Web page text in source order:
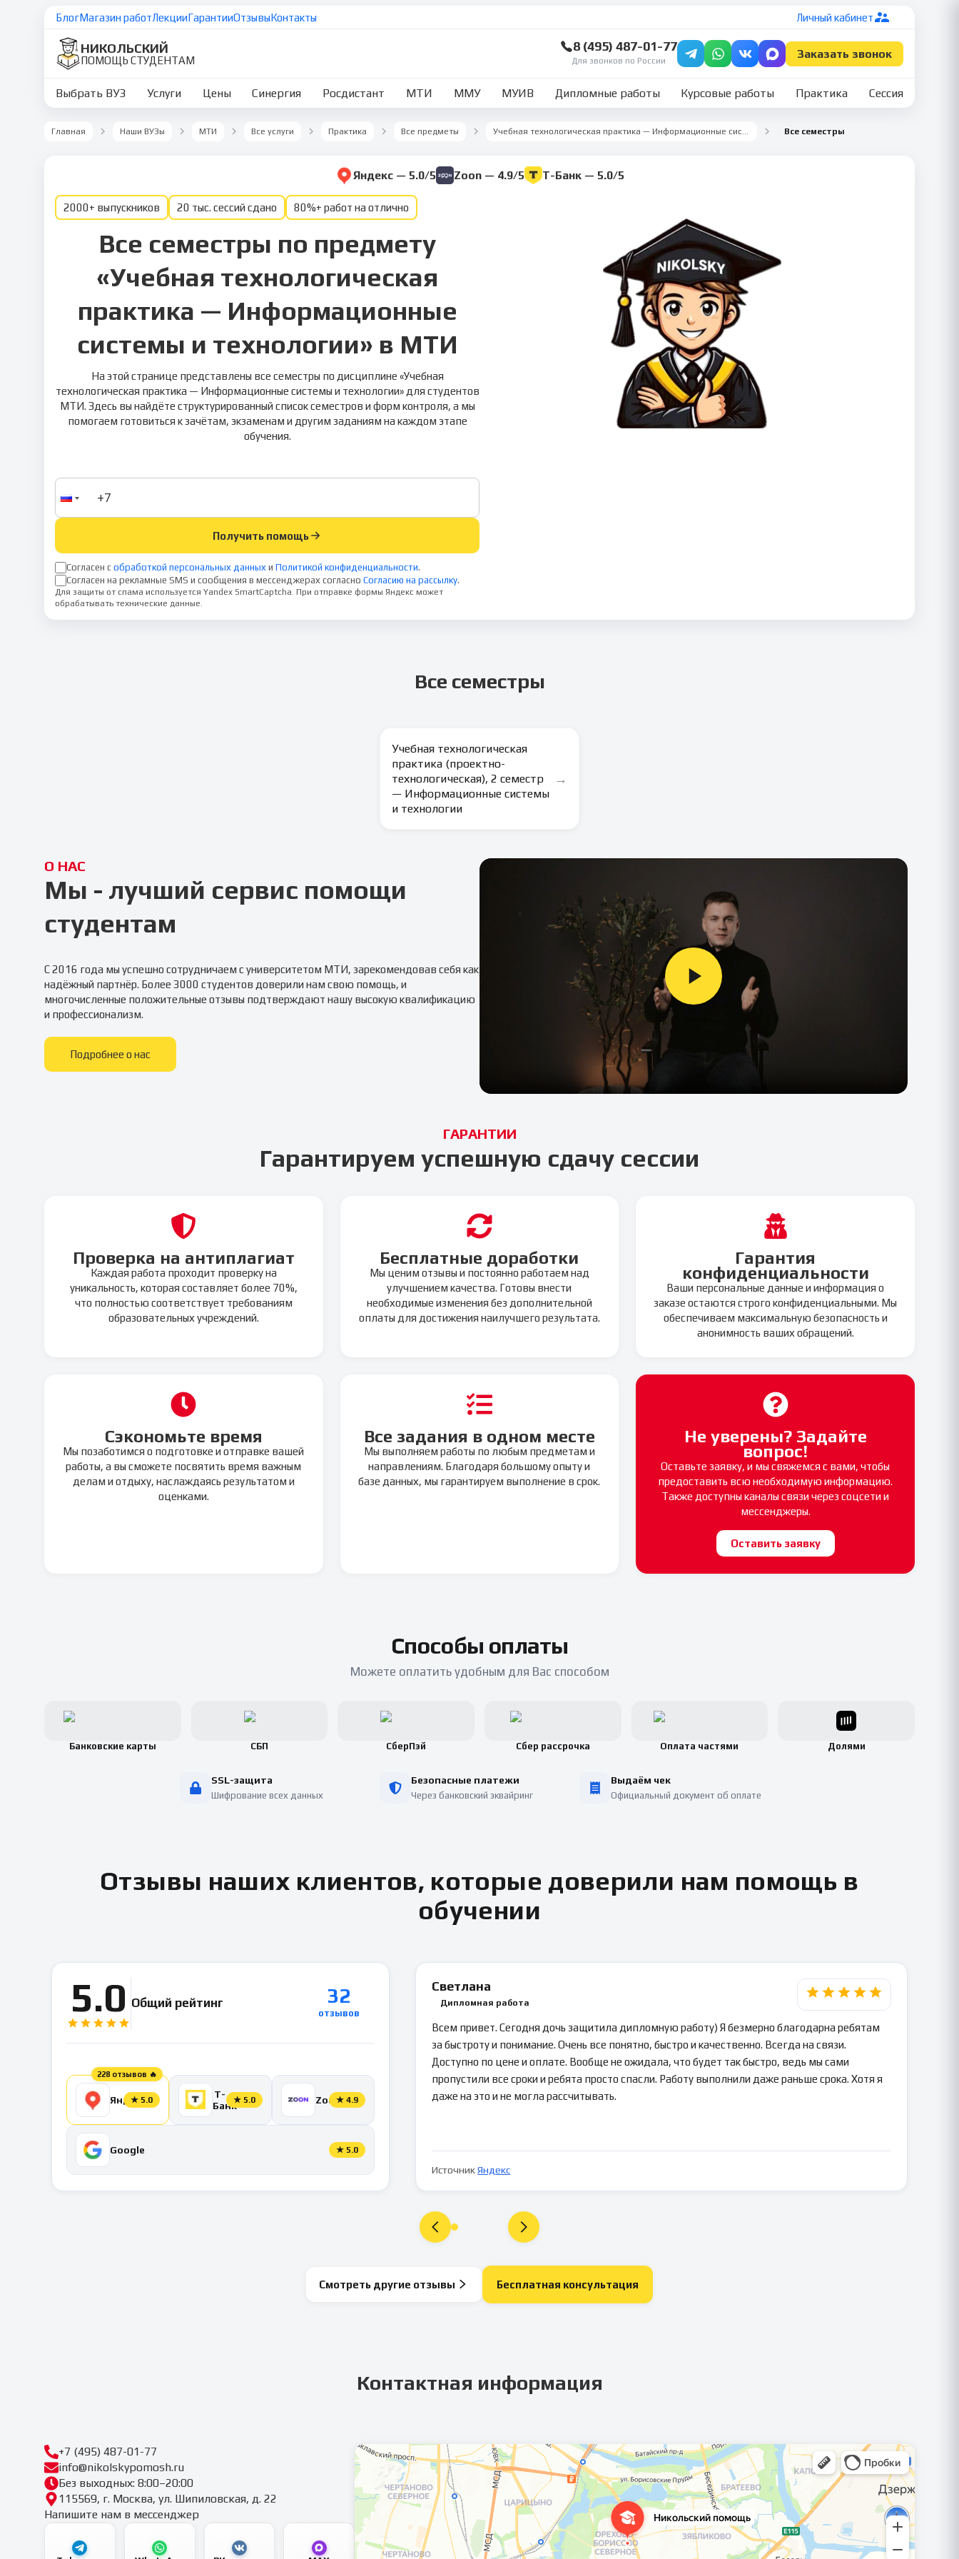
БлогМагазин работЛекцииГарантииОтзывыКонтакты Личный кабинет
НИКОЛЬСКИЙ
ПОМОЩЬ СТУДЕНТАМ
8 (495) 487-01-77
Для звонков по России
Заказать звонок
Выбрать ВУЗ Услуги Цены Синергия Росдистант МТИ ММУ МУИВ Дипломные работы Курсовые работы Практика Сессия
Главная Наши ВУЗы МТИ Все услуги Практика Все предметы Учебная технологическая практика — Информационные системы и технологии Все семестры
Яндекс — 5.0/5 Zoon — 4.9/5 Т-Банк — 5.0/5
2000+ выпускников 20 тыс. сессий сдано 80%+ работ на отлично
Все семестры по предмету
«Учебная технологическая
практика — Информационные
системы и технологии» в МТИ
На этой странице представлены все семестры по дисциплине «Учебная
технологическая практика — Информационные системы и технологии» для студентов
МТИ. Здесь вы найдёте структурированный список семестров и форм контроля, а мы
помогаем готовиться к зачётам, экзаменам и другим заданиям на каждом этапе
обучения.
Получить помощь
Согласен с обработкой персональных данных и Политикой конфиденциальности.
Согласен на рекламные SMS и сообщения в мессенджерах согласно Согласию на рассылку.
Для защиты от спама используется Yandex SmartCaptcha. При отправке формы Яндекс может
обрабатывать технические данные.
Все семестры
Учебная технологическая
практика (проектно-
технологическая), 2 семестр
— Информационные системы
и технологии
→
О НАС
Мы - лучший сервис помощи
студентам
С 2016 года мы успешно сотрудничаем с университетом МТИ, зарекомендовав себя как
надёжный партнёр. Более 3000 студентов доверили нам свою помощь, и
многочисленные положительные отзывы подтверждают нашу высокую квалификацию
и профессионализм.
Подробнее о нас
ГАРАНТИИ
Гарантируем успешную сдачу сессии
Проверка на антиплагиат
Каждая работа проходит проверку на
уникальность, которая составляет более 70%,
что полностью соответствует требованиям
образовательных учреждений.
Бесплатные доработки
Мы ценим отзывы и постоянно работаем над
улучшением качества. Готовы внести
необходимые изменения без дополнительной
оплаты для достижения наилучшего результата.
Гарантия
конфиденциальности
Ваши персональные данные и информация о
заказе остаются строго конфиденциальными. Мы
обеспечиваем максимальную безопасность и
анонимность ваших обращений.
Сэкономьте время
Мы позаботимся о подготовке и отправке вашей
работы, а вы сможете посвятить время важным
делам и отдыху, наслаждаясь результатом и
оценками.
Все задания в одном месте
Мы выполняем работы по любым предметам и
направлениям. Благодаря большому опыту и
базе данных, мы гарантируем выполнение в срок.
Не уверены? Задайте
вопрос!
Оставьте заявку, и мы свяжемся с вами, чтобы
предоставить всю необходимую информацию.
Также доступны каналы связи через соцсети и
мессенджеры.
Оставить заявку
Способы оплаты
Можете оплатить удобным для Вас способом
Банковские карты СБП СберПэй Сбер рассрочка Оплата частями Долями
SSL-защита
Шифрование всех данных
Безопасные платежи
Через банковский эквайринг
Выдаём чек
Официальный документ об оплате
Отзывы наших клиентов, которые доверили нам помощь в
обучении
5.0 Общий рейтинг 32
отзывов
228 отзывов 🔥
Яндекс
★ 5.0
Т-
Банк★ 5.0 Zoon★4.9
Google ★ 5.0
Светлана
Дипломная работа
Всем привет. Сегодня дочь защитила дипломную работу) Я безмерно благодарна ребятам
за быстроту и понимание. Очень все понятно, быстро и качественно. Всегда на связи.
Доступно по цене и оплате. Вообще не ожидала, что будет так быстро, ведь мы сами
пропустили все сроки и ребята просто спасли. Работу выполнили даже раньше срока. Хотя я
даже на это и не могла рассчитывать.
Источник Яндекс
Смотреть другие отзывы Бесплатная консультация
Контактная информация
+7 (495) 487-01-77
info@nikolskypomosh.ru
Без выходных: 8:00–20:00
115569, г. Москва, ул. Шипиловская, д. 22
Напишите нам в мессенджер